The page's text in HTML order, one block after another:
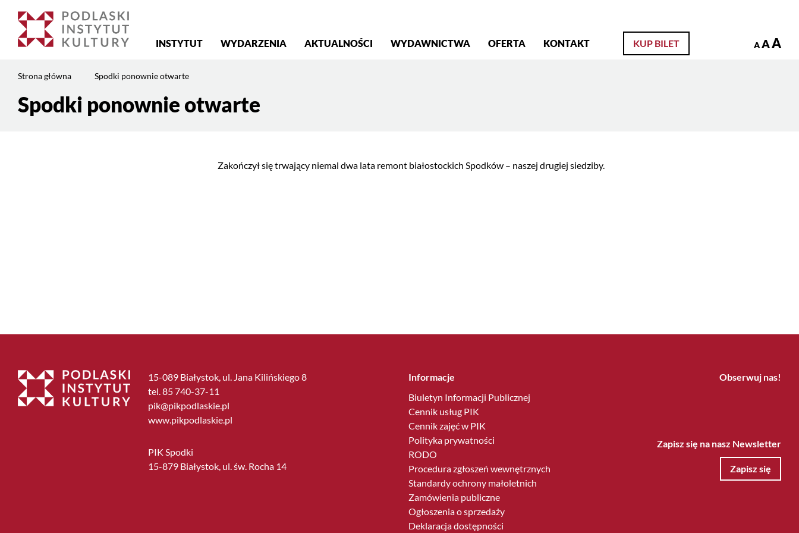
stronie:
Spodki
główne
INSTYTUT WYDARZENIA AKTUALNOŚCI WYDAWNICTWA OFERTA KONTAKT KUP BILET A AA
Strona główna Spodki ponownie otwarte
Treść
stronySpodki ponownie otwarte
Zakończył się trwający niemal dwa lata remont białostockich Spodków – naszej drugiej siedziby.
15-089 Białystok, ul. Jana Kilińskiego 8
tel. 85 740-37-11
pik@pikpodlaskie.pl
www.pikpodlaskie.pl
PIK Spodki
15-879 Białystok, ul. św. Rocha 14
Informacje
Biuletyn Informacji Publicznej
Cennik usług PIK
Cennik zajęć w PIK
Polityka prywatności
RODO
Procedura zgłoszeń wewnętrznych
Standardy ochrony małoletnich
Zamówienia publiczne
Ogłoszenia o sprzedaży
Deklaracja dostępności
Obserwuj nas!
Zapisz się na nasz Newsletter
Zapisz się